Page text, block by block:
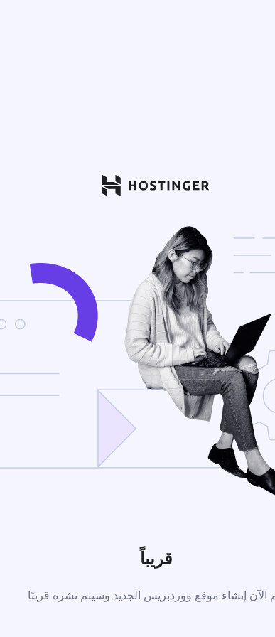
قريباً
الآن إنشاء موقع ووردبريس الجديد وسيتم نشره قريبًا